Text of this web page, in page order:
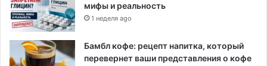
мифы и реальность
1 неделя ago
Бамбл кофе: рецепт напитка, который
перевернет ваши представления о кофе